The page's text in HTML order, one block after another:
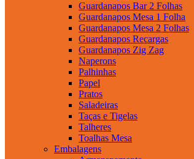
Guardanapos Bar 2 Folhas
Guardanapos Mesa 1 Folha
Guardanapos Mesa 2 Folhas
Guardanapos Recargas
Guardanapos Zig Zag
Naperons
Palhinhas
Papel
Pratos
Saladeiras
Taças e Tigelas
Talheres
Toalhas Mesa
Embalagens